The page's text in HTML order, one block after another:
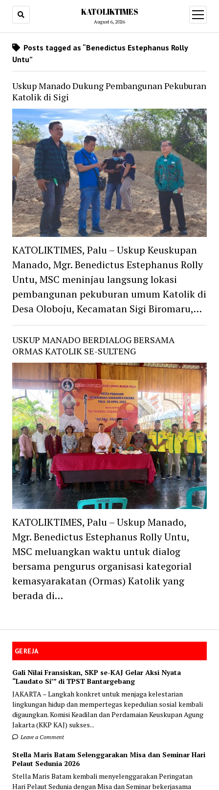
KATOLIKTIMES
August 6, 2026
open
menu
GEREJA
Gali Nilai Fransiskan, SKP se-KAJ Gelar Aksi Nyata
“Laudato Si’” di TPST Bantargebang
JAKARTA – Langkah konkret untuk menjaga kelestarian
lingkungan hidup dan mempertegas kepedulian sosial kembali
digaungkan. Komisi Keadilan dan Perdamaian Keuskupan Agung
Jakarta (KKP KAJ) sukses...
Leave a Comment
Stella Maris Batam Selenggarakan Misa dan Seminar Hari
Pelaut Sedunia 2026
Stella Maris Batam kembali menyelenggarakan Peringatan
Hari Pelaut Sedunia dengan Misa dan Seminar bekerjasama
Posts tagged as “Benedictus Estephanus Rolly
Untu”
Uskup Manado Dukung Pembangunan Pekuburan
Katolik di Sigi
KATOLIKTIMES, Palu – Uskup Keuskupan
Manado, Mgr. Benedictus Estephanus Rolly
Untu, MSC meninjau langsung lokasi
pembangunan pekuburan umum Katolik di
Desa Oloboju, Kecamatan Sigi Biromaru,…
USKUP MANADO BERDIALOG BERSAMA
ORMAS KATOLIK SE-SULTENG
KATOLIKTIMES, Palu – Uskup Manado,
Mgr. Benedictus Estephanus Rolly Untu,
MSC meluangkan waktu untuk dialog
bersama pengurus organisasi kategorial
kemasyarakatan (Ormas) Katolik yang
berada di…